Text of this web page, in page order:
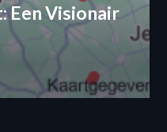
Een Visionair